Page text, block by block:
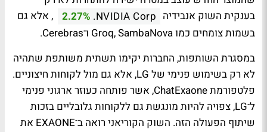
בענקית השוק אנבידיה NVIDIA Corp.
2.27% , אלא גם
בשמות צומחים כמו Groq, SambaNova ו־Cerebras.
במסגרת השותפות, החברות יקימו תשתית משותפת שתהיה
לא רק בשימוש פנימי של LG, אלא גם מול לקוחות חיצוניים.
פלטפורמת ChatExaone, אשר פותחה כעוזר ארגוני פנימי
ל־LG, צפויה להיות מונגשת גם ללקוחות גלובליים בזכות
שיתוף הפעולה הזה. השוק הקוריאני רואה ב־EXAONE את